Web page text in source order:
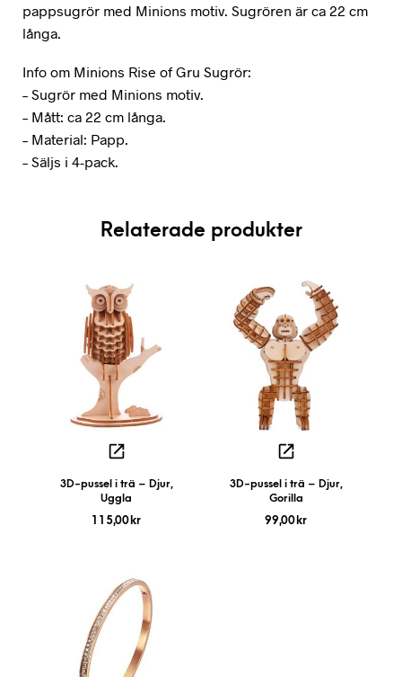
pappsugrör med Minions motiv. Sugrören är ca 22 cm
långa.
Info om Minions Rise of Gru Sugrör:
– Sugrör med Minions motiv.
– Mått: ca 22 cm långa.
– Material: Papp.
– Säljs i 4-pack.
Relaterade produkter
3D-pussel i trä – Djur,
Uggla
115,00 kr
3D-pussel i trä – Djur,
Gorilla
99,00 kr